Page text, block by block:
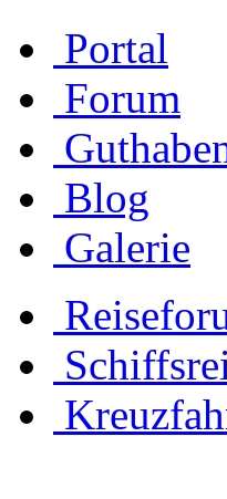
Portal
Forum
Blog
Galerie